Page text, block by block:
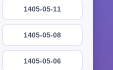
1405-05-11
1405-05-08
1405-05-06